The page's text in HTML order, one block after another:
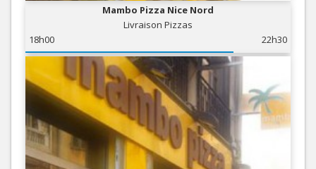
Mambo Pizza Nice Nord
Livraison Pizzas
18h00
22h30